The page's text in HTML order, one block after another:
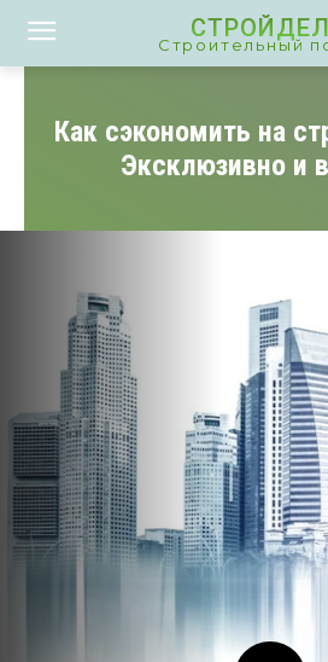
Строительный
Как сэкономить на
Эксклюзивно и